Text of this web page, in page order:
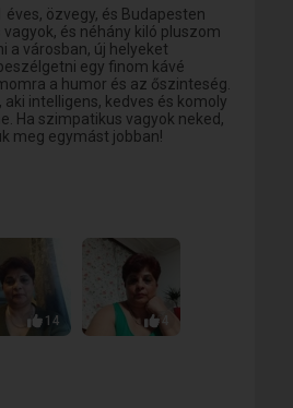
éves, özvegy, és Budapesten
és néhány kiló pluszom
a városban, új helyeket
egy finom kávé
a humor és az őszinteség.
intelligens, kedves és komoly
Ha szimpatikus vagyok neked,
meg egymást jobban!
14 4